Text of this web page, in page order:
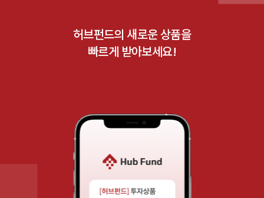
허브펀드의 새로운 상품을
빠르게 받아보세요!